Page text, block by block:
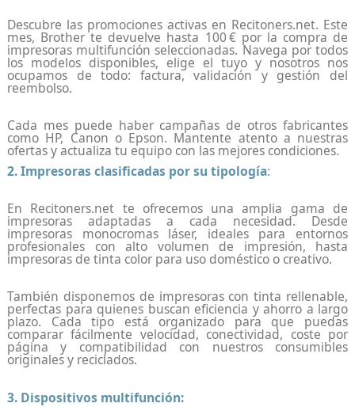
Descubre las promociones activas en Recitoners.net. Este
mes, Brother te devuelve hasta 100 € por la compra de
impresoras multifunción seleccionadas. Navega por todos
los modelos disponibles, elige el tuyo y nosotros nos
ocupamos de todo: factura, validación y gestión del
reembolso.
Cada mes puede haber campañas de otros fabricantes
como HP, Canon o Epson. Mantente atento a nuestras
ofertas y actualiza tu equipo con las mejores condiciones.
2. Impresoras clasificadas por su tipología:
En Recitoners.net te ofrecemos una amplia gama de
impresoras adaptadas a cada necesidad. Desde
impresoras monocromas láser, ideales para entornos
profesionales con alto volumen de impresión, hasta
impresoras de tinta color para uso doméstico o creativo.
También disponemos de impresoras con tinta rellenable,
perfectas para quienes buscan eficiencia y ahorro a largo
plazo. Cada tipo está organizado para que puedas
comparar fácilmente velocidad, conectividad, coste por
página y compatibilidad con nuestros consumibles
originales y reciclados.
3. Dispositivos multifunción: